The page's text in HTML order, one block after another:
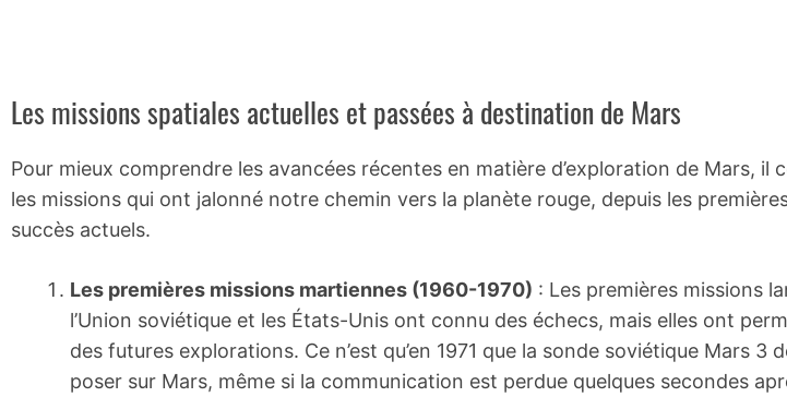
Les missions spatiales actuelles et passées à destination de Mars
Pour mieux comprendre les avancées récentes en matière d’exploration de Mars, il
les missions qui ont jalonné notre chemin vers la planète rouge, depuis les
succès actuels.
Les premières missions martiennes (1960-1970) : Les premières missions
l’Union soviétique et les États-Unis ont connu des échecs, mais elles ont
des futures explorations. Ce n’est qu’en 1971 que la sonde soviétique Mars 3
poser sur Mars, même si la communication est perdue quelques secondes